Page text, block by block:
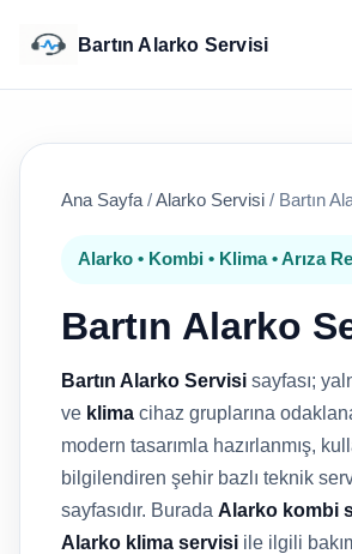
Bartın Alarko Servisi
Ana Sayfa /Alarko Servisi / Bartın
Alarko • Kombi • Klima • Arıza
Bartın Alarko
Bartın Alarko Servisi sayfası;
ve klima cihaz gruplarına
modern tasarımla hazırlanmış,
bilgilendiren şehir bazlı teknik
sayfasıdır. Burada Alarko kombi
Alarko klima servisi ile ilgili